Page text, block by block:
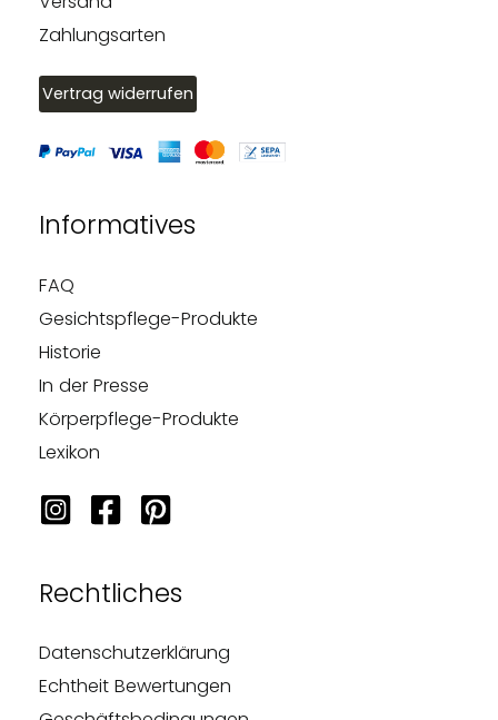
Zahlungsarten
Vertrag widerrufen
Informatives
FAQ
Gesichtspflege-Produkte
Historie
In der Presse
Körperpflege-Produkte
Lexikon
Rechtliches
Datenschutzerklärung
Echtheit Bewertungen